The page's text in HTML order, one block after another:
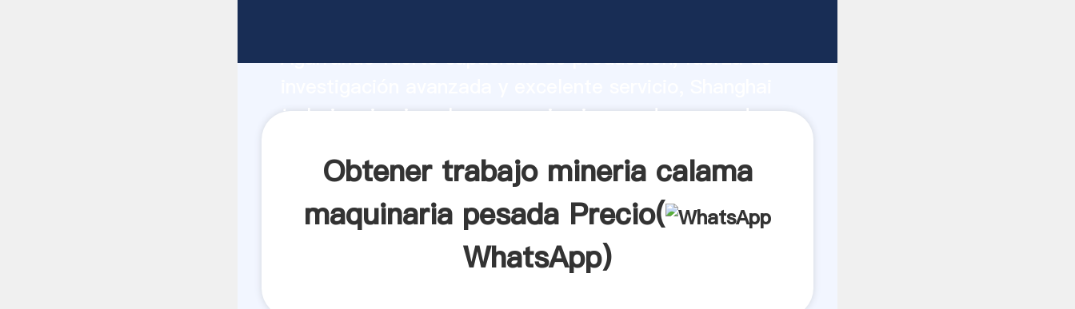
Agarrando fuerte capacidad de producción, fuerza de
trabajo mineria calama maquinaria pesada proveedor
Obtener trabajo mineria calama
maquinaria pesada Precio(
WhatsApp)